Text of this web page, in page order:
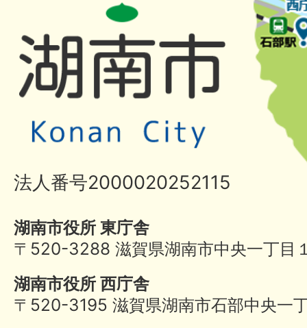
法人番号2000020252115
湖南市役所 東庁舎
〒520-3288 滋賀県湖南市中央一丁目
湖南市役所 西庁舎
〒520-3195 滋賀県湖南市石部中央一